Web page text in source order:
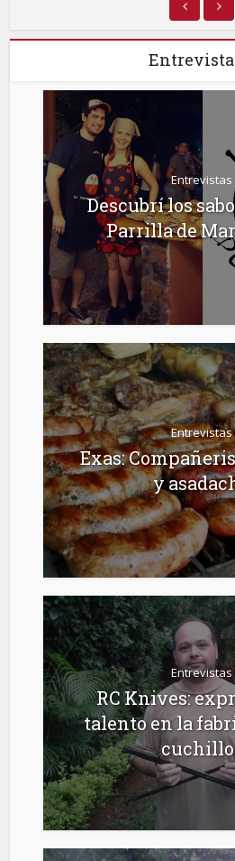
Entrevistas
Descubrí los
Parrilla de
Entrevistas
Exas:
y
Entrevistas
RC Knives:
talento en la